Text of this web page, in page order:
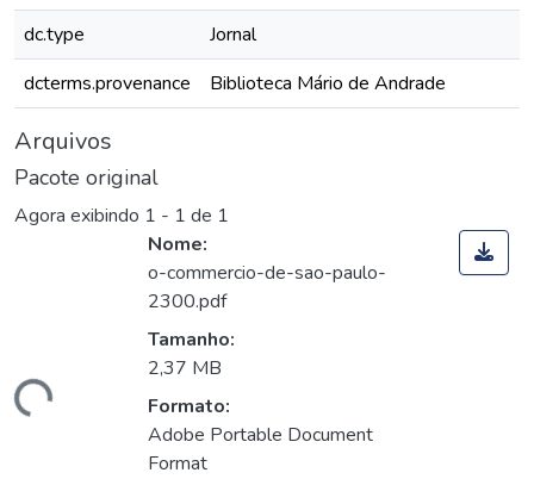
dc.type
Jornal
dcterms.provenance
Biblioteca Mário de Andrade
Arquivos
Pacote original
Agora exibindo 1 - 1 de 1
Nome:
o-commercio-de-sao-paulo-
2300.pdf
Tamanho:
2,37 MB
Formato:
Adobe Portable Document
Format